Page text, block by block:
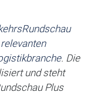
. Die
und steht
Plus